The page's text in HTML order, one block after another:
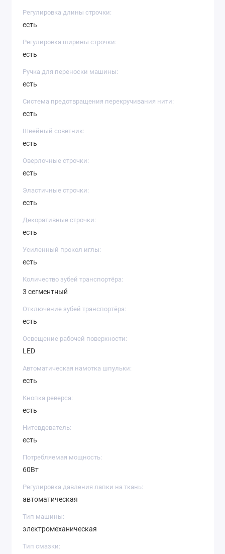
Регулировка длины строчки:
есть
Регулировка ширины строчки:
есть
Ручка для переноски машины:
есть
Система предотвращения перекручивания нити:
есть
Швейный советник:
есть
Оверлочные строчки:
есть
Эластичные строчки:
есть
Декоративные строчки:
есть
Усиленный прокол иглы:
есть
Количество зубей транспортёра:
3 сегментный
Отключение зубей транспортёра:
есть
Освещение рабочей поверхности:
LED
Автоматическая намотка шпульки:
есть
Кнопка реверса:
есть
Нитевдеватель:
есть
Потребляемая мощность:
60Вт
Регулировка давления лапки на ткань:
автоматическая
Тип машины:
электромеханическая
Тип смазки: